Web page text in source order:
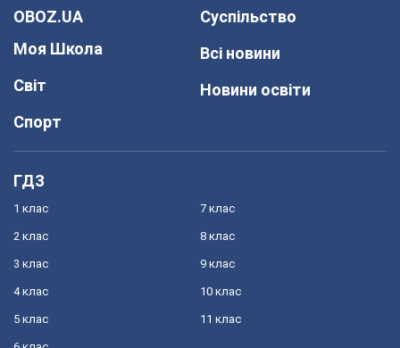
OBOZ.UA
Моя Школа
Світ
Спорт
Суспільство
Всі новини
Новини освіти
ГДЗ
1 клас
2 клас
3 клас
4 клас
5 клас
7 клас
8 клас
9 клас
10 клас
11 клас